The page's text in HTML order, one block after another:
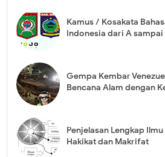
Kamus / Kosakata
Indonesia dari A sampai
Gempa Kembar
Bencana Alam dengan
Penjelasan Lengkap
Hakikat dan Makrifat